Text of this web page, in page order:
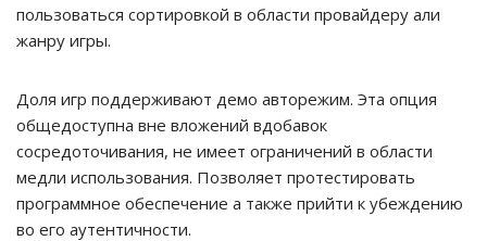
пользоваться сортировкой в области провайдеру али
жанру игры.
Доля игр поддерживают демо авторежим. Эта опция
общедоступна вне вложений вдобавок
сосредоточивания, не имеет ограничений в области
медли использования. Позволяет протестировать
программное обеспечение а также прийти к убеждению
во его аутентичности.